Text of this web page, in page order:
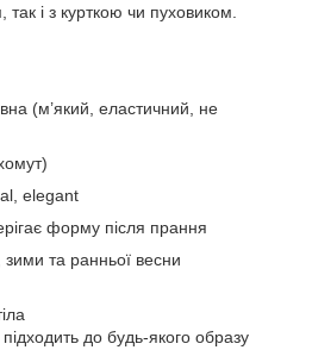
так і з курткою чи пуховиком.
(м’який, еластичний, не
elegant
форму після прання
зими та ранньої весни
до будь-якого образу